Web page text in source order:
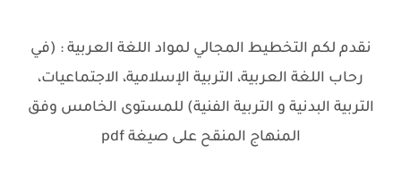
نقدم لكم التخطيط المجالي لمواد اللغة العربية : (في
رحاب اللغة العربية، التربية الإسلامية، الاجتماعيات،
التربية البدنية و التربية الفنية) للمستوى الخامس وفق
المنهاج المنقح على صيغة pdf